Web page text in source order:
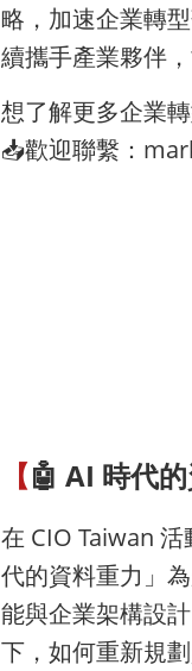
略，加速企業轉
續攜手產業夥伴
想了解更多企業
📥歡迎聯繫：
【🤖 AI 時代
在 CIO Taiwan
代的資料重力」
能與企業架構設
下，如何重新規